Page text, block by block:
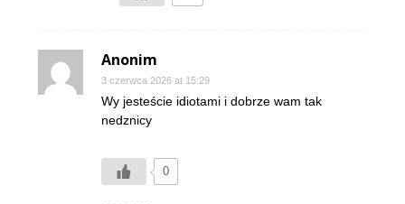
Anonim
3 czerwca 2026 at 15:29
Wy jesteście idiotami i dobrze wam tak
nedznicy
0